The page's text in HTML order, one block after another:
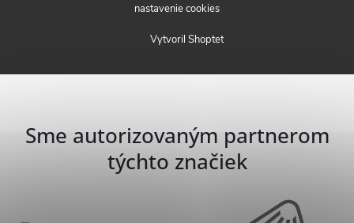
Vytvoril Shoptet
nastavenie cookies
Sme autorizovaným partnerom
týchto značiek